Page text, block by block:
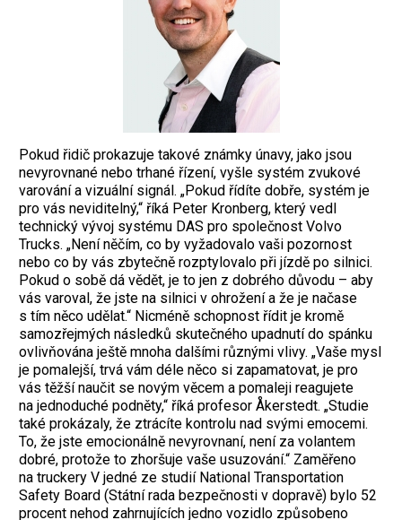
Pokud řidič prokazuje takové známky únavy, jako jsou
nevyrovnané nebo trhané řízení, vyšle systém zvukové
varování a vizuální signál. „Pokud řídíte dobře, systém je
pro vás neviditelný,“ říká Peter Kronberg, který vedl
technický vývoj systému DAS pro společnost Volvo
Trucks. „Není něčím, co by vyžadovalo vaši pozornost
nebo co by vás zbytečně rozptylovalo při jízdě po silnici.
Pokud o sobě dá vědět, je to jen z dobrého důvodu – aby
vás varoval, že jste na silnici v ohrožení a že je načase
s tím něco udělat.“ Nicméně schopnost řídit je kromě
samozřejmých následků skutečného upadnutí do spánku
ovlivňována ještě mnoha dalšími různými vlivy. „Vaše mysl
je pomalejší, trvá vám déle něco si zapamatovat, je pro
vás těžší naučit se novým věcem a pomaleji reagujete
na jednoduché podněty,“ říká profesor Åkerstedt. „Studie
také prokázaly, že ztrácíte kontrolu nad svými emocemi.
To, že jste emocionálně nevyrovnaní, není za volantem
dobré, protože to zhoršuje vaše usuzování.“ Zaměřeno
na truckery V jedné ze studií National Transportation
Safety Board (Státní rada bezpečnosti v dopravě) bylo 52
procent nehod zahrnujících jedno vozidlo způsobeno